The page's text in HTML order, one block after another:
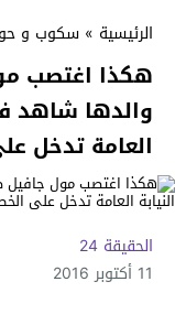
الرئيسية » سكوب و
هكذا اغتصب
والدها شاهد
العامة تدخل
الحقيقة 24
11 أكتوبر 2016